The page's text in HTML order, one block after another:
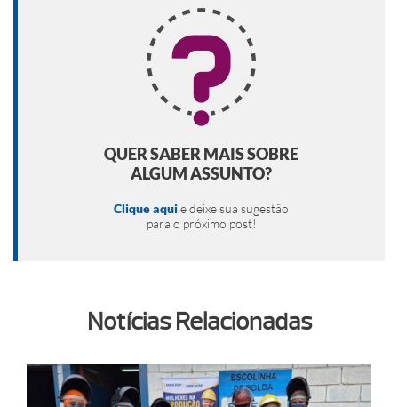
QUER SABER MAIS SOBRE
ALGUM ASSUNTO?
Clique aquie deixe sua sugestão
para o próximo post!
Notícias Relacionadas